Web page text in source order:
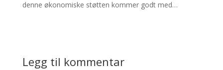
denne økonomiske støtten kommer godt med…
Legg til kommentar